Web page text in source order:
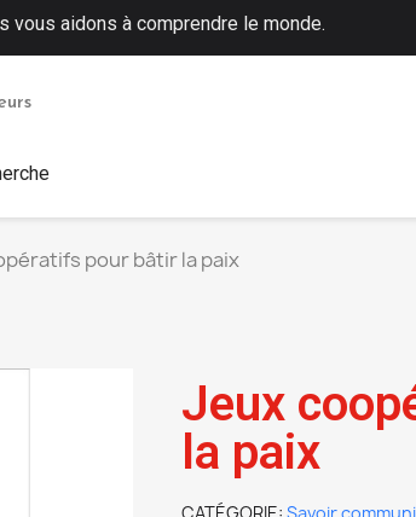
vous aidons à comprendre le monde.
pour bâtir la paix
Jeux
la paix